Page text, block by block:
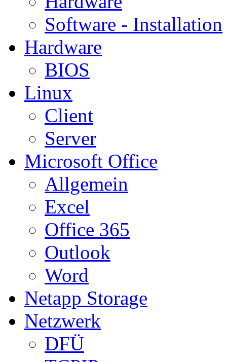
Software - Installation
Hardware
BIOS
Linux
Client
Server
Microsoft Office
Allgemein
Excel
Office 365
Outlook
Word
Netapp Storage
Netzwerk
DFÜ